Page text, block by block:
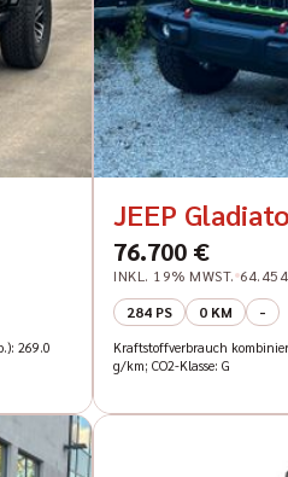
269.0
JEEP
76.700 €
INKL. 19% MWST.
284 PS
0 KM -
Kraftstoffverbrauch
g/km; CO2-Klasse: G